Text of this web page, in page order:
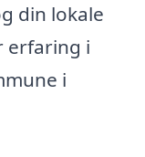
din lokale
erfaring i
i